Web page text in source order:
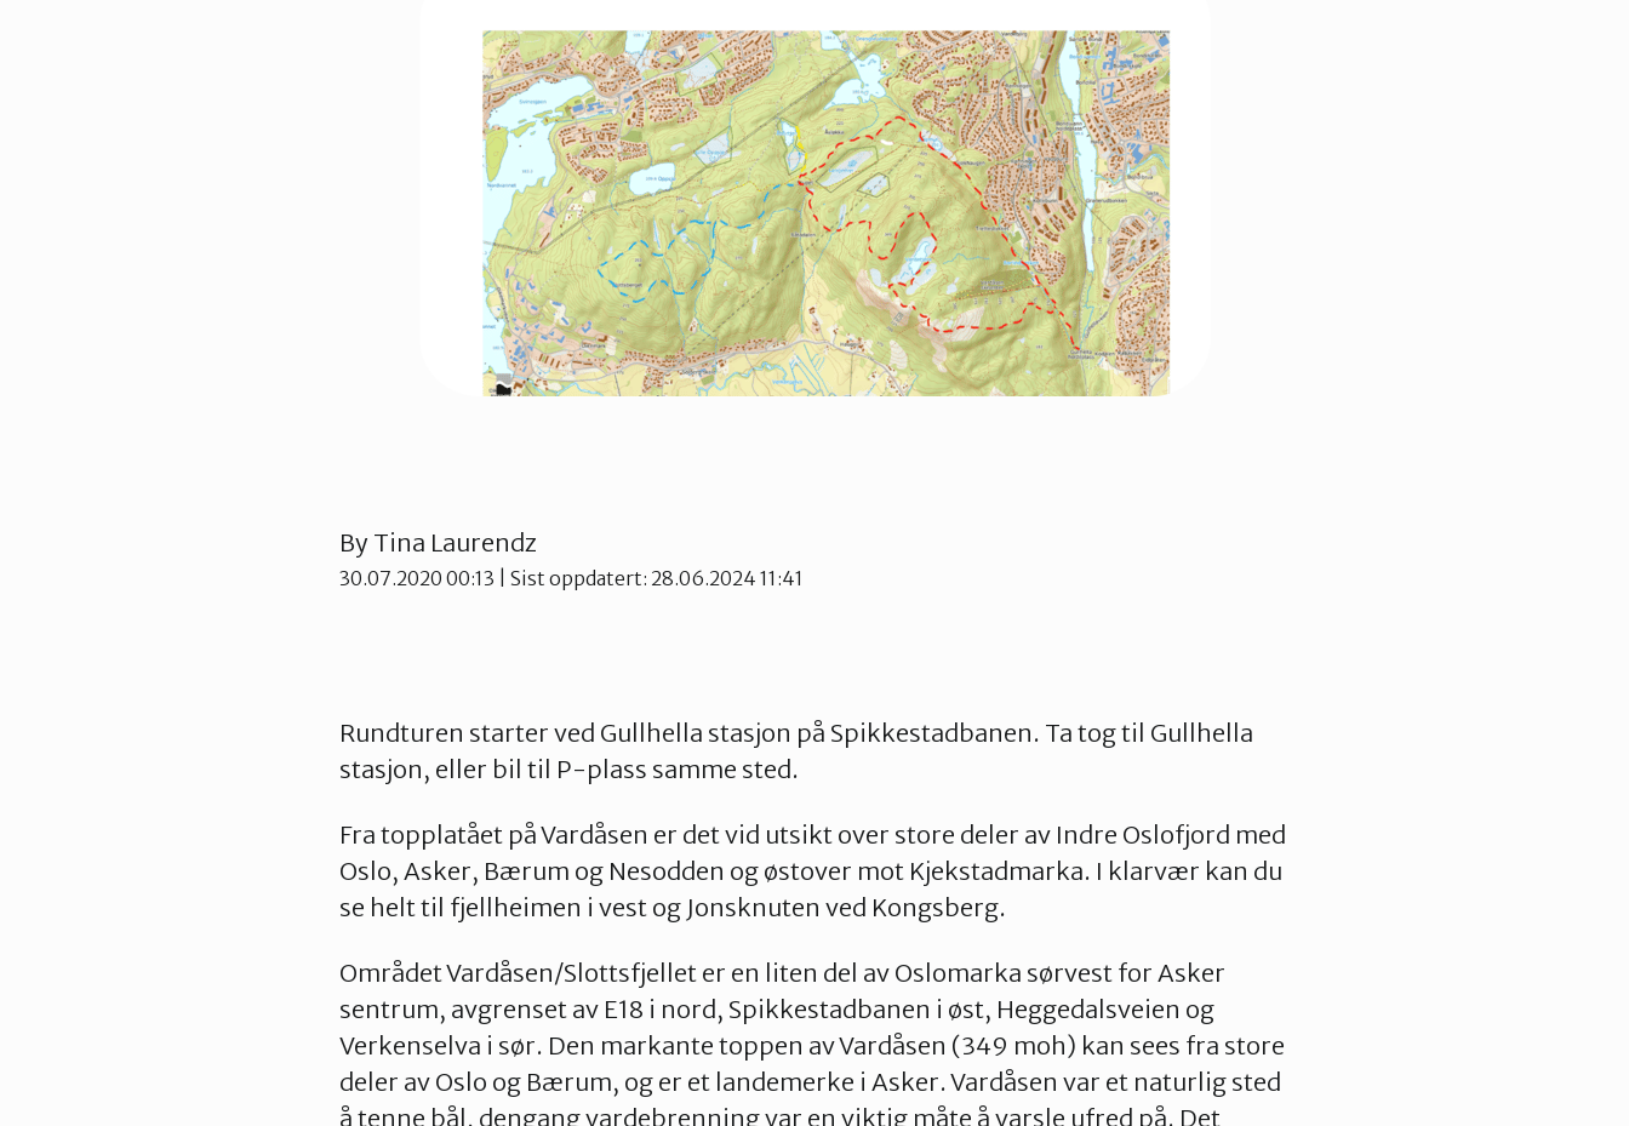
Oslo Sør Oslo Vest
By Tina Laurendz
30.07.2020 00:13 | Sist oppdatert: 28.06.2024 11:41
Rundturen starter ved Gullhella stasjon på Spikkestadbanen. Ta tog til Gullhella
stasjon, eller bil til P-plass samme sted.
Fra topplatået på Vardåsen er det vid utsikt over store deler av Indre Oslofjord med
Oslo, Asker, Bærum og Nesodden og østover mot Kjekstadmarka. I klarvær kan du
se helt til fjellheimen i vest og Jonsknuten ved Kongsberg.
Området Vardåsen/Slottsfjellet er en liten del av Oslomarka sørvest for Asker
sentrum, avgrenset av E18 i nord, Spikkestadbanen i øst, Heggedalsveien og
Verkenselva i sør. Den markante toppen av Vardåsen (349 moh) kan sees fra store
deler av Oslo og Bærum, og er et landemerke i Asker. Vardåsen var et naturlig sted
å tenne bål, dengang vardebrenning var en viktig måte å varsle ufred på. Det